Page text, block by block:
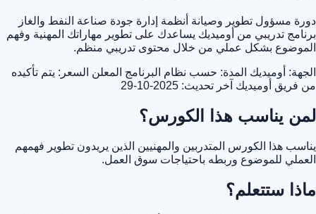
دورة مسؤول تطوير وصيانة أنظمة إدارة جودة صناعة النفط والغاز
برنامج تدريبي من أوميديك يساعدك على تطوير مهاراتك المهنية وفهم
الموضوع بشكل عملي من خلال محتوى تدريبي منظم.
الجهة: أوميديك المدة: حسب نظام البرنامج المعلن السعر: يتم تأكيده
من فريق أوميديك آخر تحديث: 2025-10-29
لمن يناسب هذا الكورس؟
يناسب هذا الكورس المتدربين والمهنيين الذين يريدون تطوير فهمهم
العملي للموضوع وربطه باحتياجات سوق العمل.
ماذا ستتعلم؟